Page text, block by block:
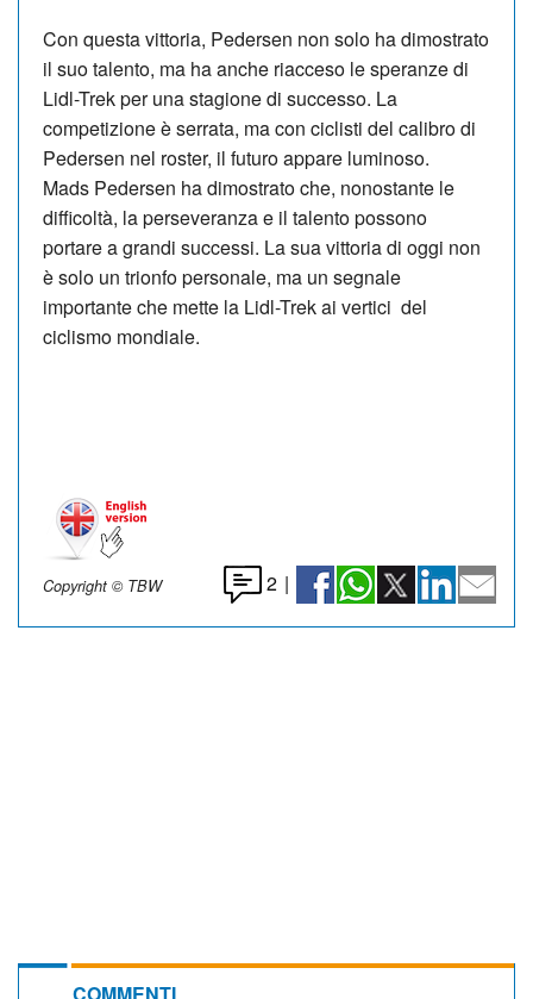
Con questa vittoria, Pedersen non solo ha dimostrato
il suo talento, ma ha anche riacceso le speranze di
Lidl-Trek per una stagione di successo. La
competizione è serrata, ma con ciclisti del calibro di
Pedersen nel roster, il futuro appare luminoso.
Mads Pedersen ha dimostrato che, nonostante le
difficoltà, la perseveranza e il talento possono
portare a grandi successi. La sua vittoria di oggi non
è solo un trionfo personale, ma un segnale
importante che mette la Lidl-Trek ai vertici del
ciclismo mondiale.
Copyright © TBW 2 |
COMMENTI